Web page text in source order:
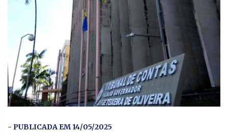
- PUBLICADA EM 14/05/2025